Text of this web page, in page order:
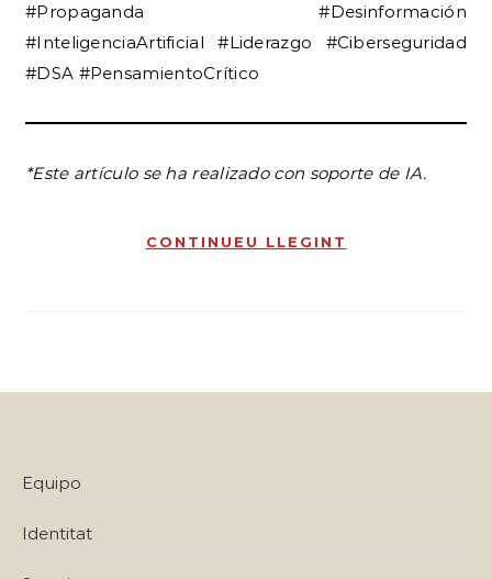
#Propaganda #Desinformación
#InteligenciaArtificial #Liderazgo #Ciberseguridad
#DSA #PensamientoCrítico
*Este artículo se ha realizado con soporte de IA.
CONTINUEU LLEGINT
Equipo
Identitat